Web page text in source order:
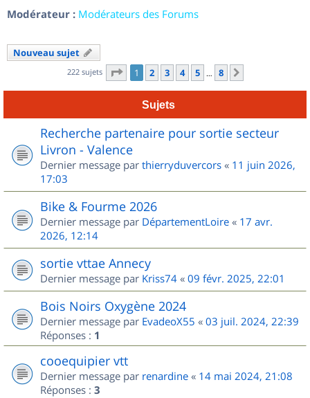
Modérateur : Modérateurs des Forums
Nouveau sujet
222 sujets Page 1sur
1 2 3 4 5 … 8
Sujets
Recherche partenaire pour sortie secteur
Livron - Valence
Dernier message par thierryduvercors « 11 juin 2026,
17:03
Bike & Fourme 2026
Dernier message par DépartementLoire « 17 avr.
2026, 12:14
sortie vttae Annecy
Dernier message par Kriss74 « 09 févr. 2025, 22:01
Bois Noirs Oxygène 2024
Dernier message par EvadeoX55 « 03 juil. 2024, 22:39
Réponses : 1
cooequipier vtt
Dernier message par renardine « 14 mai 2024, 21:08
Réponses : 3